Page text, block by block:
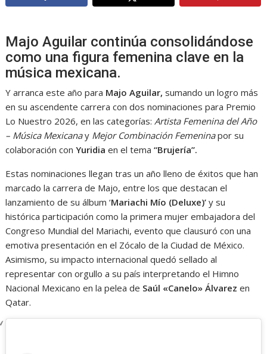
Majo Aguilar continúa consolidándose
como una figura femenina clave en la
música mexicana.
Y arranca este año para Majo Aguilar, sumando un logro más
en su ascendente carrera con dos nominaciones para Premio
Lo Nuestro 2026, en las categorías:Artista Femenina del Año
– Música Mexicanay Mejor Combinación Femeninapor su
colaboración conYuridiaen el tema“Brujería”.
Estas nominaciones llegan tras un año lleno de éxitos que han
marcado la carrera de Majo, entre los que destacan el
lanzamiento de su álbum ‘Mariachi Mío (Deluxe)’ y su
histórica participación como la primera mujer embajadora del
Congreso Mundial del Mariachi, evento que clausuró con una
emotiva presentación en el Zócalo de la Ciudad de México.
Asimismo, su impacto internacional quedó sellado al
representar con orgullo a su país interpretando el Himno
Nacional Mexicano en la pelea de Saúl «Canelo» Álvarez en
Qatar.